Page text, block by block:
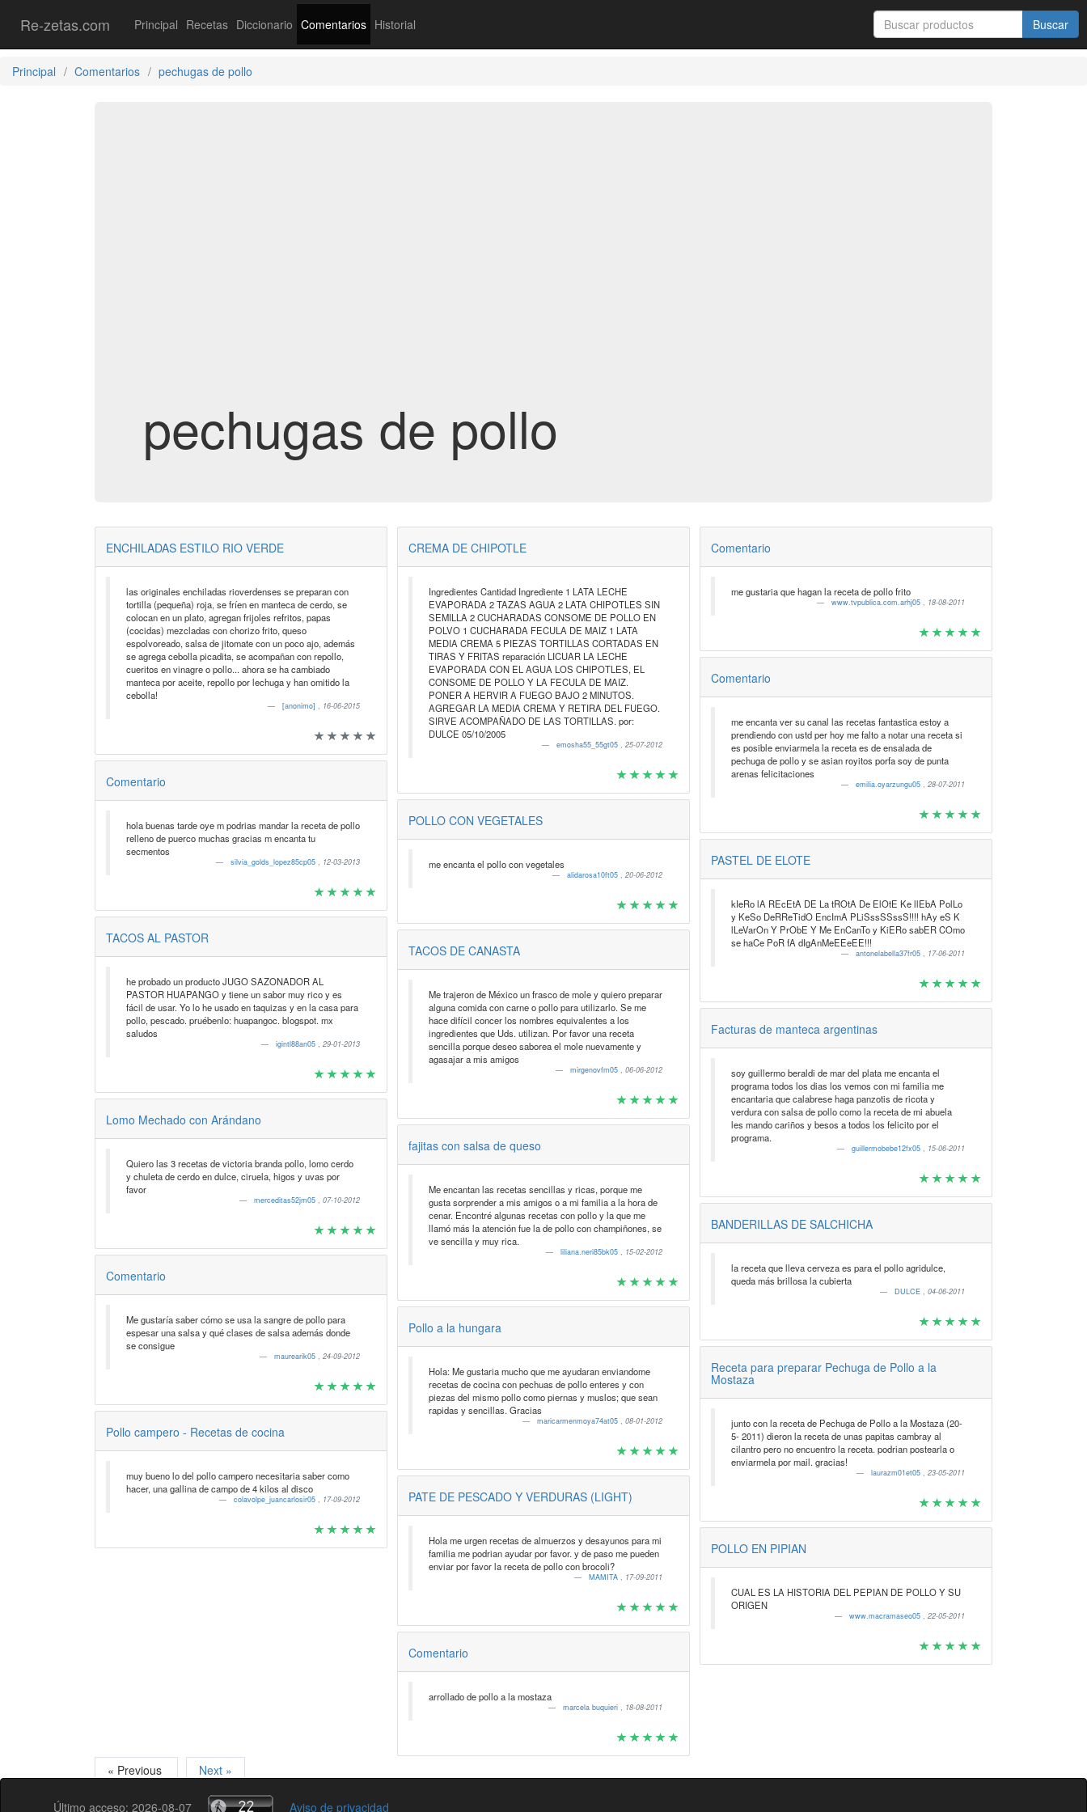
Re-zetas.com Principal Recetas Diccionario Comentarios Historial
Principal Comentarios pechugas de pollo
pechugas de pollo
ENCHILADAS ESTILO RIO VERDE
las originales enchiladas rioverdenses se preparan con
tortilla (pequeña) roja, se fríen en manteca de cerdo, se
colocan en un plato, agregan frijoles refritos, papas
(cocidas) mezcladas con chorizo frito, queso
espolvoreado, salsa de jitomate con un poco ajo, además
se agrega cebolla picadita, se acompañan con repollo,
cueritos en vinagre o pollo... ahora se ha cambiado
manteca por aceite, repollo por lechuga y han omitido la
cebolla!
[anonimo], 16-06-2015
Comentario
hola buenas tarde oye m podrias mandar la receta de pollo
relleno de puerco muchas gracias m encanta tu
secmentos
silvia_golds_lopez85cp05, 12-03-2013
TACOS AL PASTOR
he probado un producto JUGO SAZONADOR AL
PASTOR HUAPANGO y tiene un sabor muy rico y es
fácil de usar. Yo lo he usado en taquizas y en la casa para
pollo, pescado. pruébenlo: huapangoc. blogspot. mx
saludos
igintl88an05,29-01-2013
Lomo Mechado con Arándano
Quiero las 3 recetas de victoria branda pollo, lomo cerdo
y chuleta de cerdo en dulce, ciruela, higos y uvas por
favor
merceditas52jm05,07-10-2012
Comentario
Me gustaría saber cómo se usa la sangre de pollo para
espesar una salsa y qué clases de salsa además donde
se consigue
maurearik05,24-09-2012
Pollo campero - Recetas de cocina
muy bueno lo del pollo campero necesitaria saber como
hacer, una gallina de campo de 4 kilos al disco
colavolpe_juancarlosir05, 17-09-2012
CREMA DE CHIPOTLE
Ingredientes Cantidad Ingrediente 1 LATA LECHE
EVAPORADA 2 TAZAS AGUA 2 LATA CHIPOTLES SIN
SEMILLA 2 CUCHARADAS CONSOME DE POLLO EN
POLVO 1 CUCHARADA FECULA DE MAIZ 1 LATA
MEDIA CREMA 5 PIEZAS TORTILLAS CORTADAS EN
TIRAS Y FRITAS reparación LICUAR LA LECHE
EVAPORADA CON EL AGUA LOS CHIPOTLES, EL
CONSOME DE POLLO Y LA FECULA DE MAIZ.
PONER A HERVIR A FUEGO BAJO 2 MINUTOS.
AGREGAR LA MEDIA CREMA Y RETIRA DEL FUEGO.
SIRVE ACOMPAÑADO DE LAS TORTILLAS. por:
DULCE 05/10/2005
emosha55_55gt05,25-07-2012
POLLO CON VEGETALES
me encanta el pollo con vegetales
alidarosa10ft05,20-06-2012
TACOS DE CANASTA
Me trajeron de México un frasco de mole y quiero preparar
alguna comida con carne o pollo para utilizarlo. Se me
hace difícil concer los nombres equivalentes a los
ingredientes que Uds. utilizan. Por favor una receta
sencilla porque deseo saborea el mole nuevamente y
agasajar a mis amigos
mirgenovfm05,06-06-2012
fajitas con salsa de queso
Me encantan las recetas sencillas y ricas, porque me
gusta sorprender a mis amigos o a mi familia a la hora de
cenar. Encontré algunas recetas con pollo y la que me
llamó más la atención fue la de pollo con champiñones, se
ve sencilla y muy rica.
liliana.neri85bk05, 15-02-2012
Pollo a la hungara
Hola: Me gustaria mucho que me ayudaran enviandome
recetas de cocina con pechuas de pollo enteres y con
piezas del mismo pollo como piernas y muslos; que sean
rapidas y sencillas. Gracias
maricarmenmoya74at05,08-01-2012
PATE DE PESCADO Y VERDURAS (LIGHT)
Hola me urgen recetas de almuerzos y desayunos para mi
familia me podrian ayudar por favor. y de paso me pueden
enviar por favor la receta de pollo con brocoli?
MAMITA, 17-09-2011
Comentario
arrollado de pollo a la mostaza
marcela buquieri, 18-08-2011
Comentario
me gustaria que hagan la receta de pollo frito
www.tvpublica.com.arhj05, 18-08-2011
Comentario
me encanta ver su canal las recetas fantastica estoy a
prendiendo con ustd per hoy me falto a notar una receta si
es posible enviarmela la receta es de ensalada de
pechuga de pollo y se asian royitos porfa soy de punta
arenas felicitaciones
emilia.oyarzungu05,28-07-2011
PASTEL DE ELOTE
kIeRo lA REcEtA DE La tROtA De ElOtE Ke llEbA PolLo
y KeSo DeRReTidO EncImA PLiSssSSssS!!!! hAy eS K
lLeVarOn Y PrObE Y Me EnCanTo y KiERo sabER COmo
se haCe PoR fA dIgAnMeEEeEE!!!
antonelabella37fr05, 17-06-2011
Facturas de manteca argentinas
soy guillermo beraldi de mar del plata me encanta el
programa todos los dias los vemos con mi familia me
encantaria que calabrese haga panzotis de ricota y
verdura con salsa de pollo como la receta de mi abuela
les mando cariños y besos a todos los felicito por el
programa.
guillermobebe12fx05, 15-06-2011
BANDERILLAS DE SALCHICHA
la receta que lleva cerveza es para el pollo agridulce,
queda más brillosa la cubierta
DULCE,04-06-2011
Receta para preparar Pechuga de Pollo a la
Mostaza
junto con la receta de Pechuga de Pollo a la Mostaza (20-
5- 2011) dieron la receta de unas papitas cambray al
cilantro pero no encuentro la receta. podrian postearla o
enviarmela por mail. gracias!
laurazm01et05,23-05-2011
POLLO EN PIPIAN
CUAL ES LA HISTORIA DEL PEPIAN DE POLLO Y SU
ORIGEN
www.macramaseo05,22-05-2011
« Previous Next »
Último acceso: 2026-08-07 Aviso de privacidad